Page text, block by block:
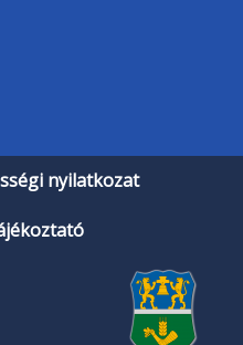
nyilatkozat